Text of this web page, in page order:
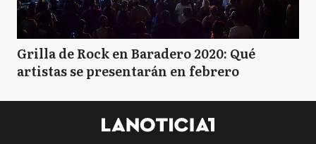
Grilla de Rock en Baradero 2020: Qué
artistas se presentarán en febrero